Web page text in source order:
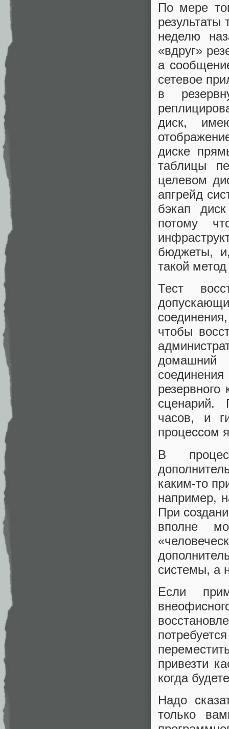
По мере
неделю
«вдруг»
а
сетевое
в
диск,
диске
таблицы
целевом
апгрейд
бэкап
потому
бюджеты,
такой
Тест
чтобы
домашний
резервного
сценарий.
часов, и
процессом
В
каким-то
например,
При
вполне
системы, а
Если
привезти
когда
Надо
только